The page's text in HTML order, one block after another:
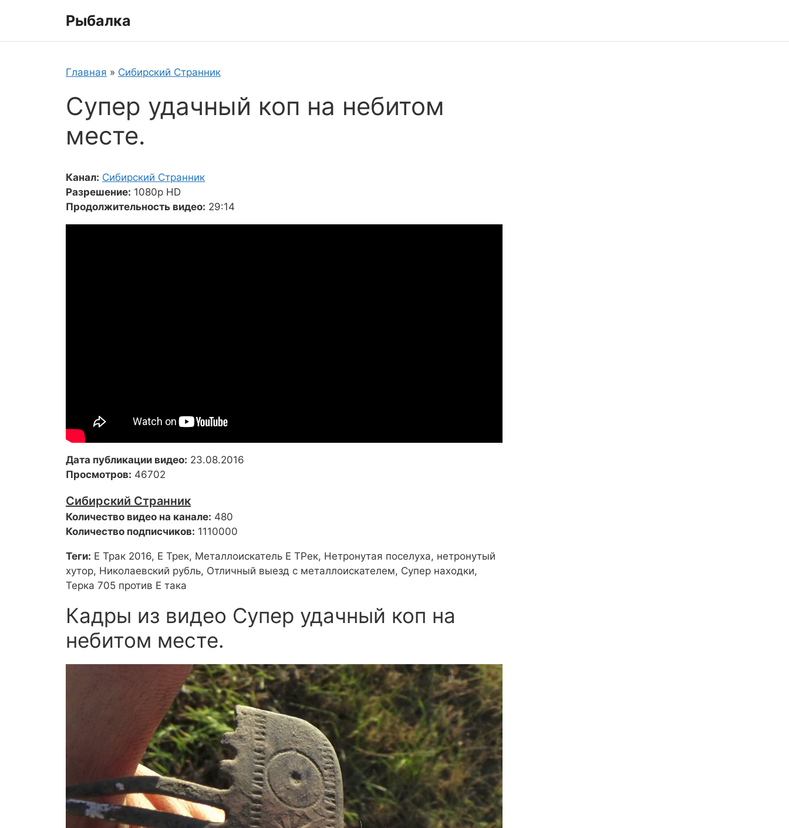
Рыбалка
Главная » Сибирский Странник
Супер удачный коп на небитом
месте.
Канал: Сибирский Странник
Разрешение: 1080p HD
Продолжительность видео: 29:14
Дата публикации видео: 23.08.2016
Просмотров: 46702
Сибирский Странник
Количество видео на канале: 480
Количество подписчиков: 1110000
Теги: Е Трак 2016, Е Трек, Металлоискатель Е ТРек, Нетронутая поселуха, нетронутый
хутор, Николаевский рубль, Отличный выезд с металлоискателем, Супер находки,
Терка 705 против Е така
Кадры из видео Супер удачный коп на
небитом месте.